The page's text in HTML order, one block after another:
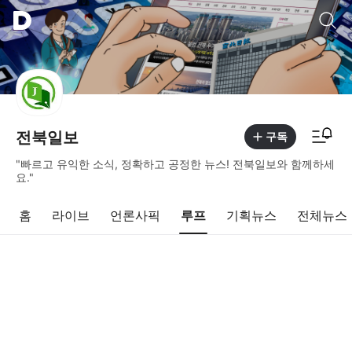
전북일보 구독
"빠르고 유익한 소식, 정확하고 공정한 뉴스! 전북일보와 함께하세
요."
홈 라이브 언론사픽 루프 기획뉴스 전체뉴스